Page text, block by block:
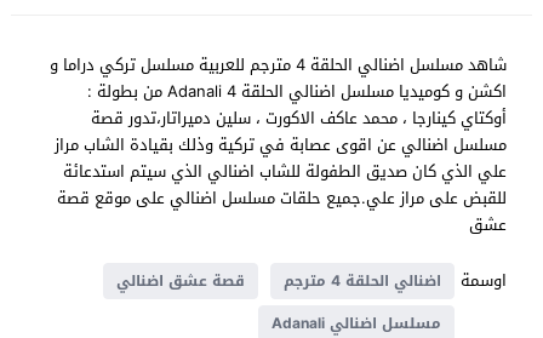
شاهد مسلسل اضنالي الحلقة 4 مترجم للعربية مسلسل تركي دراما و
اكشن و كوميديا مسلسل اضنالي الحلقة 4 Adanali من بطولة :
أوكتاي كينارجا ، محمد عاكف الاكورت ، سلين دميراتار،تدور قصة
مسلسل اضنالي عن اقوى عصابة في تركية وذلك بقيادة الشاب مراز
علي الذي كان صديق الطفولة للشاب اضنالي الذي سيتم استدعائة
للقبض على مراز علي.جميع حلقات مسلسل اضنالي على موقع قصة
عشق
اوسمة
اضنالي الحلقة 4 مترجم
قصة عشق اضنالي
مسلسل اضنالي Adanali